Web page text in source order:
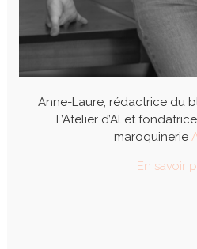
Anne-Laure, rédactrice du
L’Atelier d’Al et
maroquinerie
En savoir